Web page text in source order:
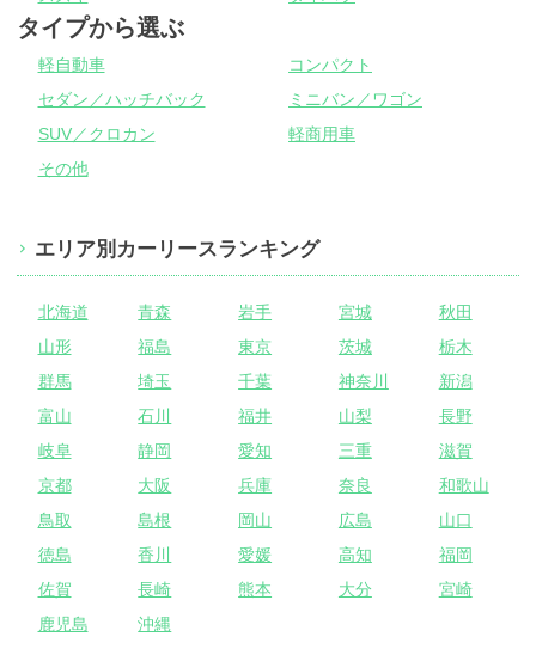
タイプから選ぶ
軽自動車
コンパクト
セダン／ハッチバック
ミニバン／ワゴン
SUV／クロカン
軽商用車
その他
エリア別カーリースランキング
北海道 青森 岩手 宮城
秋田
山形
福島 東京 茨城
栃木
群馬
埼玉 千葉 神奈川
新潟
富山
石川 福井 山梨
長野
岐阜
静岡 愛知 三重
滋賀
京都
大阪 兵庫 奈良
和歌山
鳥取
島根 岡山 広島
山口
徳島
香川 愛媛 高知
福岡
佐賀
長崎 熊本 大分
宮崎
鹿児島
沖縄